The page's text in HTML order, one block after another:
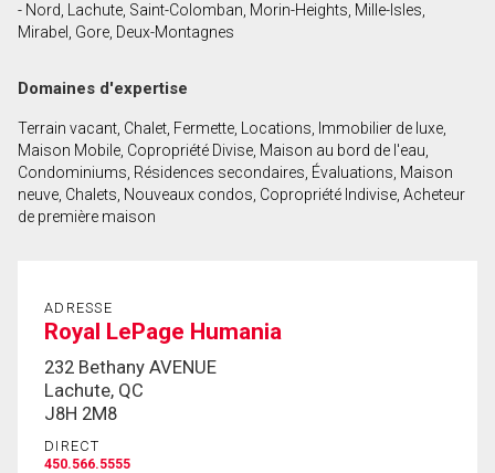
Téléphone
Message
En cliquant sur le bouton « soumettre », vous
consentez à nos conditions d'utilisation et vous
- Nord, Lachute, Saint-Colomban, Morin-Heights, Mille-Isles,
Mirabel, Gore, Deux-Montagnes
Domaines d'expertise
Terrain vacant, Chalet, Fermette, Locations, Immobilier de luxe,
Maison Mobile, Copropriété Divise, Maison au bord de l'eau,
Condominiums, Résidences secondaires, Évaluations, Maison
neuve, Chalets, Nouveaux condos, Copropriété Indivise, Acheteur
de première maison
ADRESSE
Royal LePage Humania
232 Bethany AVENUE
Lachute, QC
J8H 2M8
DIRECT
450.566.5555